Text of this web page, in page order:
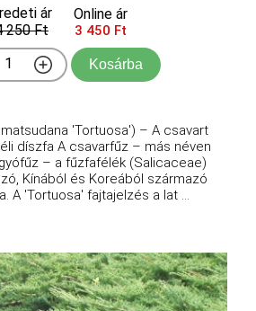
ár
250 Ft
Online ár
3 450 Ft
Kosárba
'Tortuosa') – A csavart
díszfa A csavarfűz – más néven
– a fűzfafélék (Salicaceae)
Kínából és Koreából származó
A 'Tortuosa' fajtajelzés a lat ...